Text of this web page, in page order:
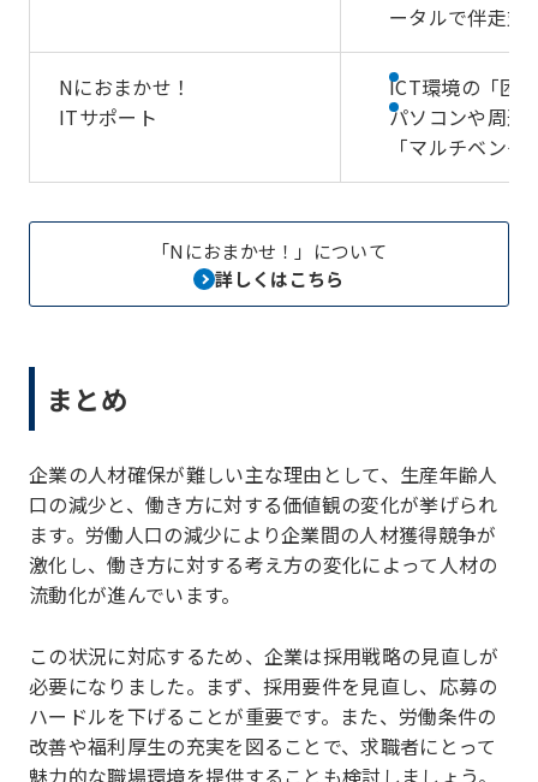
ータルで伴走支
Nにおまかせ！
ITサポート
ICT環境の「困
パソコンや周辺
「マルチベン
「Nにおまかせ！」について
詳しくはこちら
まとめ
企業の人材確保が難しい主な理由として、生産年齢人
口の減少と、働き方に対する価値観の変化が挙げられ
ます。労働人口の減少により企業間の人材獲得競争が
激化し、働き方に対する考え方の変化によって人材の
流動化が進んでいます。
この状況に対応するため、企業は採用戦略の見直しが
必要になりました。まず、採用要件を見直し、応募の
ハードルを下げることが重要です。また、労働条件の
改善や福利厚生の充実を図ることで、求職者にとって
魅力的な職場環境を提供することも検討しましょう。